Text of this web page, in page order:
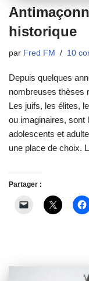
historique
par Fred FM 10
Depuis quelques
nombreuses thèses
Les juifs, les élites,
ou imaginaires, sont
adolescents et
une place de choix.
Partager :